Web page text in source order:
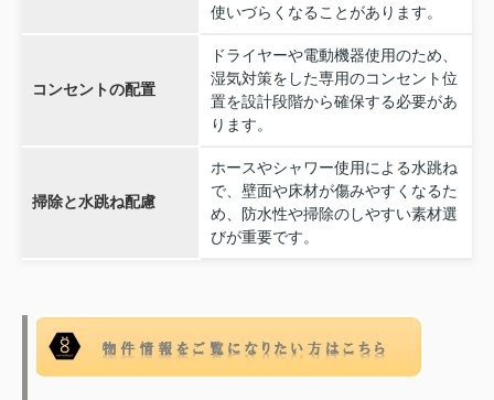
使いづらくなることがあります。
コンセントの配置
ドライヤーや電動機器使用のため、
湿気対策をした専用のコンセント位
置を設計段階から確保する必要があ
ります。
掃除と水跳ね配慮
ホースやシャワー使用による水跳ね
で、壁面や床材が傷みやすくなるた
め、防水性や掃除のしやすい素材選
びが重要です。